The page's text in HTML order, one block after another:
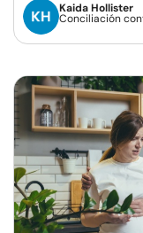
Kaida Hollister
Conciliación